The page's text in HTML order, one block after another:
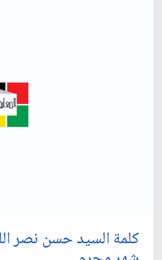
كلمة السيد حسن نصر